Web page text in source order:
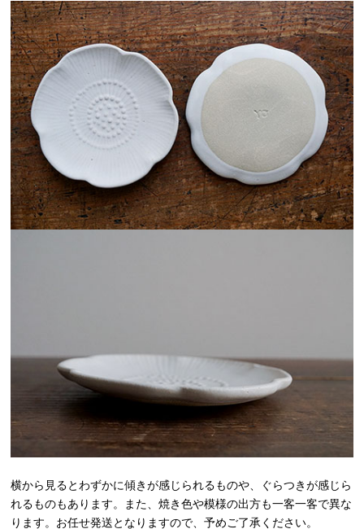
横から見るとわずかに傾きが感じられるものや、ぐらつきが感じら
れるものもあります。また、焼き色や模様の出方も一客一客で異な
ります。お任せ発送となりますので、予めご了承ください。